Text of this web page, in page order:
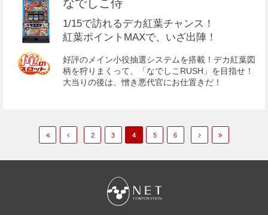
なでしこ侍
1/15で訪れるデカ紅葉チャンス！
紅葉ポイントMAXで、いざ出陣！
好評のメイン小役抽選システムを搭載！デカ紅葉図
柄を狩りまくって、「なでしこRUSH」を目指せ！
大当りの後は、憎き悪代官にお仕置きだ！
2 3 4 5 6